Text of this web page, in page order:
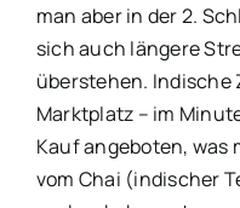
man aber in der 2.
sich auch längere
überstehen. Indische
Marktplatz – im
Kauf angeboten, was
vom Chai (indischer